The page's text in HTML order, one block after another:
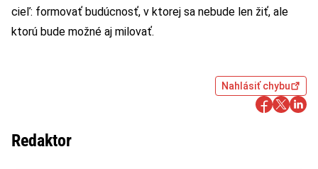
cieľ: formovať budúcnosť, v ktorej sa nebude len žiť, ale
ktorú bude možné aj milovať.
Nahlásiť chybu
Redaktor